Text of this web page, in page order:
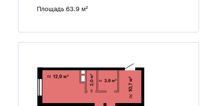
Площадь 63.9 м²